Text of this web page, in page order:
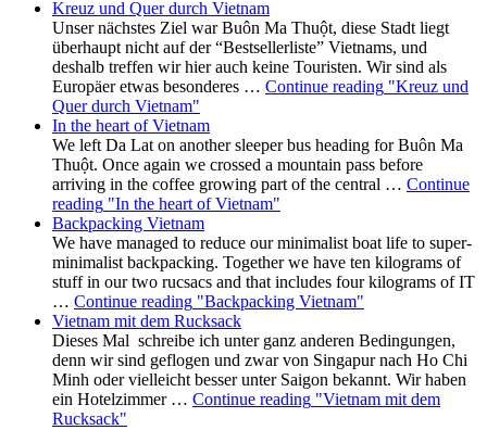
Kreuz und Quer durch Vietnam
Unser nächstes Ziel war Buôn Ma Thuột, diese Stadt liegt
überhaupt nicht auf der “Bestsellerliste” Vietnams, und
deshalb treffen wir hier auch keine Touristen. Wir sind als
Europäer etwas besonderes … Continue reading "Kreuz und
Quer durch Vietnam"
In the heart of Vietnam
We left Da Lat on another sleeper bus heading for Buôn Ma
Thuột. Once again we crossed a mountain pass before
arriving in the coffee growing part of the central … Continue
reading "In the heart of Vietnam"
Backpacking Vietnam
We have managed to reduce our minimalist boat life to super-
minimalist backpacking. Together we have ten kilograms of
stuff in our two rucsacs and that includes four kilograms of IT
… Continue reading "Backpacking Vietnam"
Vietnam mit dem Rucksack
Dieses Mal schreibe ich unter ganz anderen Bedingungen,
denn wir sind geflogen und zwar von Singapur nach Ho Chi
Minh oder vielleicht besser unter Saigon bekannt. Wir haben
ein Hotelzimmer … Continue reading "Vietnam mit dem
Rucksack"